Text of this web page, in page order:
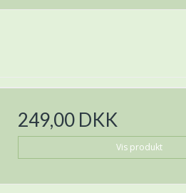
249,00 DKK
Vis produkt